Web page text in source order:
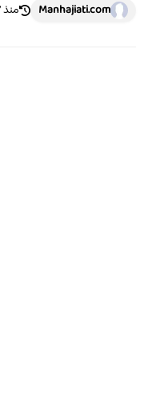
Manhajiati.com منذ 7 سنة